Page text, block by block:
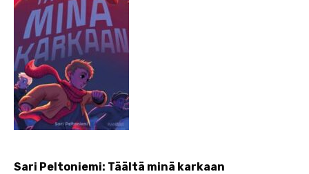
Sari Peltoniemi: Täältä minä karkaan